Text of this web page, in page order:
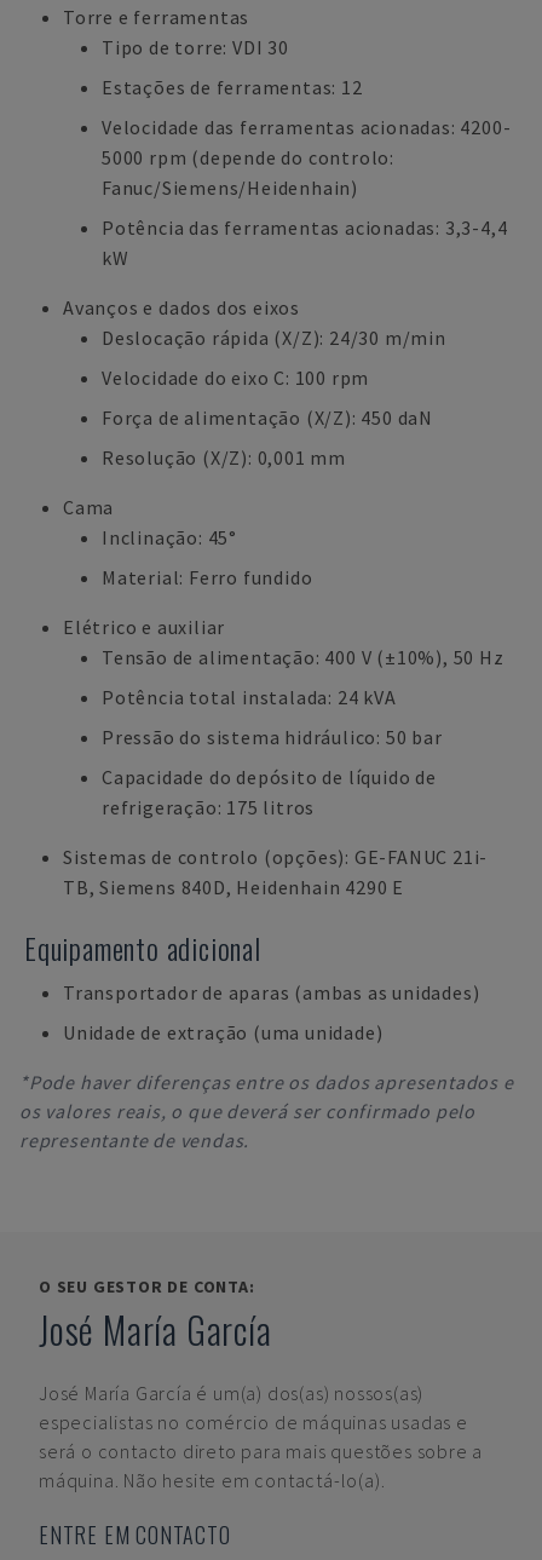
Torre e ferramentas
Tipo de torre: VDI 30
Estações de ferramentas: 12
Velocidade das ferramentas acionadas: 4200-
5000 rpm (depende do controlo:
Fanuc/Siemens/Heidenhain)
Potência das ferramentas acionadas: 3,3-4,4
kW
Avanços e dados dos eixos
Deslocação rápida (X/Z): 24/30 m/min
Velocidade do eixo C: 100 rpm
Força de alimentação (X/Z): 450 daN
Resolução (X/Z): 0,001 mm
Cama
Inclinação: 45°
Material: Ferro fundido
Elétrico e auxiliar
Tensão de alimentação: 400 V (±10%), 50 Hz
Potência total instalada: 24 kVA
Pressão do sistema hidráulico: 50 bar
Capacidade do depósito de líquido de
refrigeração: 175 litros
Sistemas de controlo (opções): GE-FANUC 21i-
TB, Siemens 840D, Heidenhain 4290 E
Equipamento adicional
Transportador de aparas (ambas as unidades)
Unidade de extração (uma unidade)
*Pode haver diferenças entre os dados apresentados e
os valores reais, o que deverá ser confirmado pelo
representante de vendas.
O SEU GESTOR DE CONTA:
José María García
José María García é um(a) dos(as) nossos(as)
especialistas no comércio de máquinas usadas e
será o contacto direto para mais questões sobre a
máquina. Não hesite em contactá-lo(a).
ENTRE EM CONTACTO